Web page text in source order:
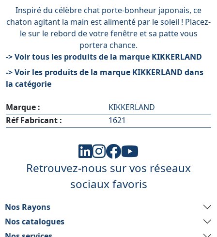
Inspiré du célèbre chat porte-bonheur japonais, ce
chaton agitant la main est alimenté par le soleil ! Placez-
le sur le rebord de votre fenêtre et sa patte vous
portera chance.
-> Voir tous les produits de la marque KIKKERLAND
-> Voir les produits de la marque KIKKERLAND dans
la catégorie
Marque :
KIKKERLAND
Réf Fabricant :
1621
Retrouvez-nous sur vos réseaux
sociaux favoris
Nos Rayons
Nos catalogues